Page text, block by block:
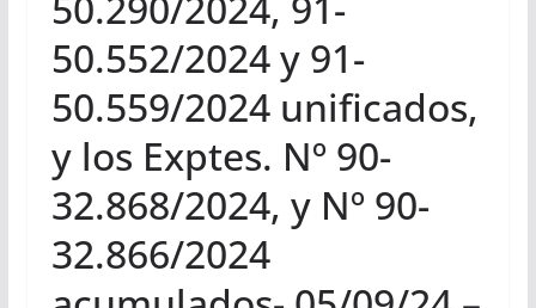
50.552/2024 y 91-
50.559/2024 unificados,
y los Exptes. Nº 90-
32.868/2024, y Nº 90-
32.866/2024